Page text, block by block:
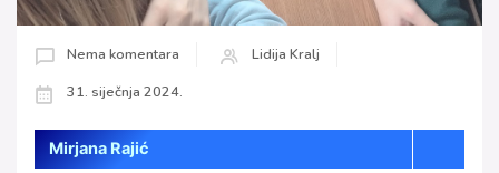
Nema komentara
Lidija Kralj
31. siječnja 2024.
Mirjana Rajić